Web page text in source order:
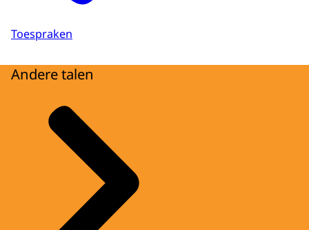
Toespraken
Andere talen